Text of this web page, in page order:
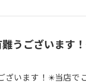
うございます
ざいます！✴️当店で